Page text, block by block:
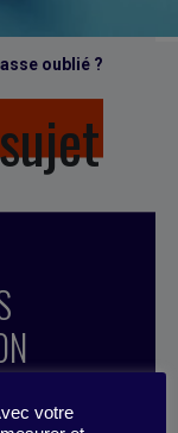
oublié ?
votre